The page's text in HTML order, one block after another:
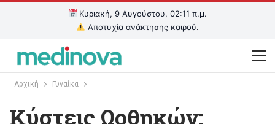
Κυριακή, 9 Αυγούστου, 02:11 π.μ.
Αποτυχία ανάκτησης καιρού.
Αρχική Γυναίκα
Κύστεις Ωοθηκών: